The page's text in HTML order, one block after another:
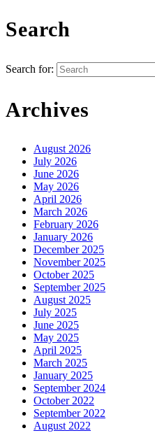
Search
Search for:
Archives
August 2026
July 2026
June 2026
May 2026
April 2026
March 2026
February 2026
January 2026
December 2025
November 2025
October 2025
September 2025
August 2025
July 2025
June 2025
May 2025
April 2025
March 2025
January 2025
September 2024
October 2022
September 2022
August 2022